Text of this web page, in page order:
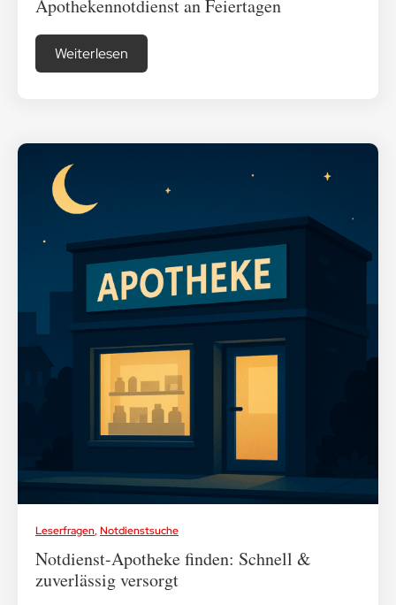
Apothekennotdienst an Feiertagen
Weiterlesen
Leserfragen,Notdienstsuche
Notdienst-Apotheke finden: Schnell &
zuverlässig versorgt